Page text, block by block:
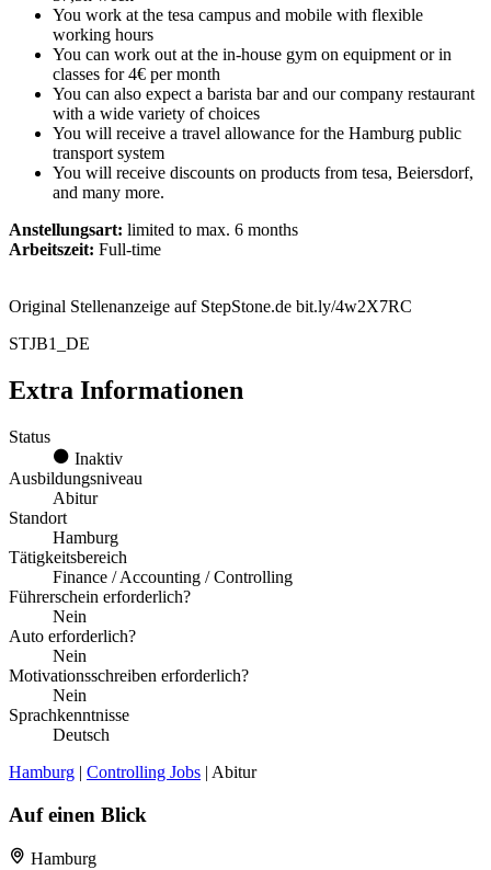
You work at the tesa campus and mobile with flexible
working hours
You can work out at the in-house gym on equipment or in
classes for 4€ per month
You can also expect a barista bar and our company restaurant
with a wide variety of choices
You will receive a travel allowance for the Hamburg public
transport system
You will receive discounts on products from tesa, Beiersdorf,
and many more.
Anstellungsart: limited to max. 6 months
Arbeitszeit: Full-time
Original Stellenanzeige auf StepStone.de bit.ly/4w2X7RC
STJB1_DE
Extra Informationen
Status
Inaktiv
Ausbildungsniveau
Abitur
Standort
Hamburg
Tätigkeitsbereich
Finance / Accounting / Controlling
Führerschein erforderlich?
Nein
Auto erforderlich?
Nein
Motivationsschreiben erforderlich?
Nein
Sprachkenntnisse
Deutsch
Hamburg | Controlling Jobs | Abitur
Auf einen Blick
Hamburg